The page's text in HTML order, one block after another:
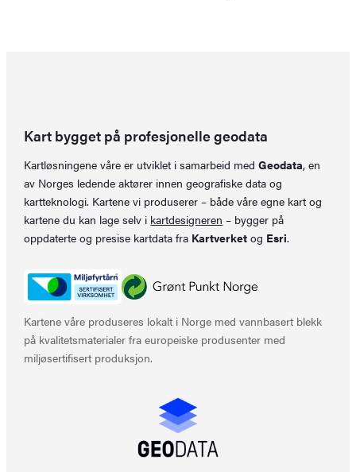
Kart bygget på profesjonelle geodata
Kartløsningene våre er utviklet i samarbeid medGeodata, en
av Norges ledende aktører innen geografiske data og
kartteknologi. Kartene vi produserer – både våre egne kart og
kartene du kan lage selv i kartdesigneren – bygger på
oppdaterte og presise kartdata fra Kartverket og Esri.
Kartene våre produseres lokalt i Norge med vannbasert blekk
på kvalitetsmaterialer fra europeiske produsenter med
miljøsertifisert produksjon.